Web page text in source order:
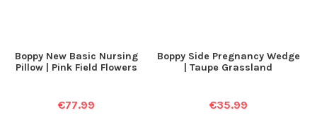
Boppy New Basic Nursing
Pillow | Pink Field Flowers
€77.99
Boppy Side Pregnancy Wedge
| Taupe Grassland
€35.99